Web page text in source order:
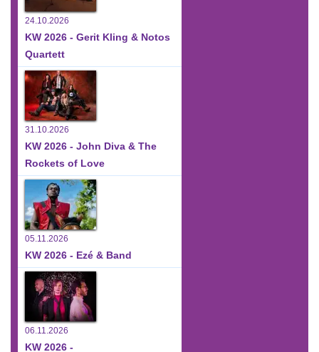
24.10.2026
KW 2026 - Gerit Kling & Notos
Quartett
31.10.2026
KW 2026 - John Diva & The
Rockets of Love
05.11.2026
KW 2026 - Ezé & Band
06.11.2026
KW 2026 -